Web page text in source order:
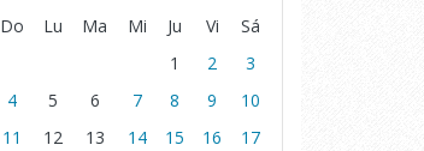
Do Lu Ma Mi Ju Vi
Sá
1
2
3
4
5 6 7 8 9
10
11
12 13 14 15 16
17